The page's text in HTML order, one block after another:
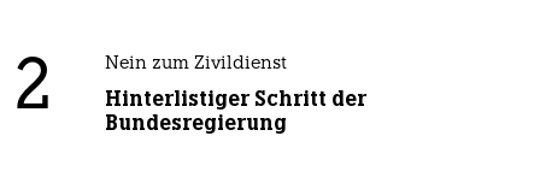
2 Nein zum Zivildienst
Hinterlistiger Schritt der
Bundesregierung